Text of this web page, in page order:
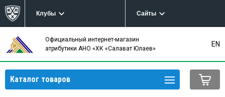
Клубы Сайты
Официальный интернет-магазин
атрибутики АНО «ХК «Салават Юлаев»
EN
Каталог товаров